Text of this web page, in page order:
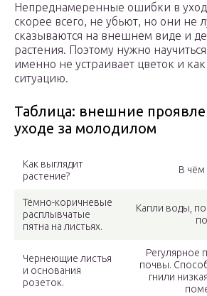
Непреднамеренные ошибки в
скорее всего, не убьют, но они не
сказываются на внешнем виде и
растения. Поэтому нужно
именно не устраивает цветок и
ситуацию.
Таблица: внешние
уходе за молодилом
Как выглядит
растение?
В чём
Тёмно-коричневые
расплывчатые
пятна на листьях.
Капли воды,
Чернеющие листья
и основания
розеток.
Регулярное
почвы.
гнили